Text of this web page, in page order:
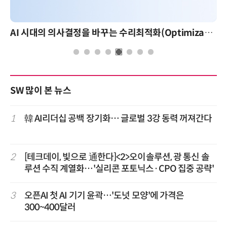
AI 시대의 의사결정을 바꾸는 수리최적화(Optimization): 실제 산업 적용 사례와 활용 전략
SW 많이 본 뉴스
1 韓 AI리더십 공백 장기화… 글로벌 3강 동력 꺼져간다
2
[테크데이, 빛으로 通한다]<2>오이솔루션, 광 통신 솔
루션 수직 계열화…'실리콘 포토닉스·CPO 집중 공략'
3
오픈AI 첫 AI 기기 윤곽…'도넛 모양'에 가격은
300~400달러